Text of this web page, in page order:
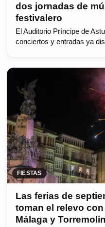
dos jornadas de
festivalero
El Auditorio Príncipe de
conciertos y entradas ya
FIESTAS
Las ferias de
toman el relevo
Málaga y